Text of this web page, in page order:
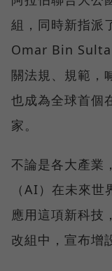
組，同時新指派
Omar Bin
關法規、規範，
也成為全球首個
家。
不論是各大產業
（AI）在未來世
應用這項新科技
改組中，宣布增